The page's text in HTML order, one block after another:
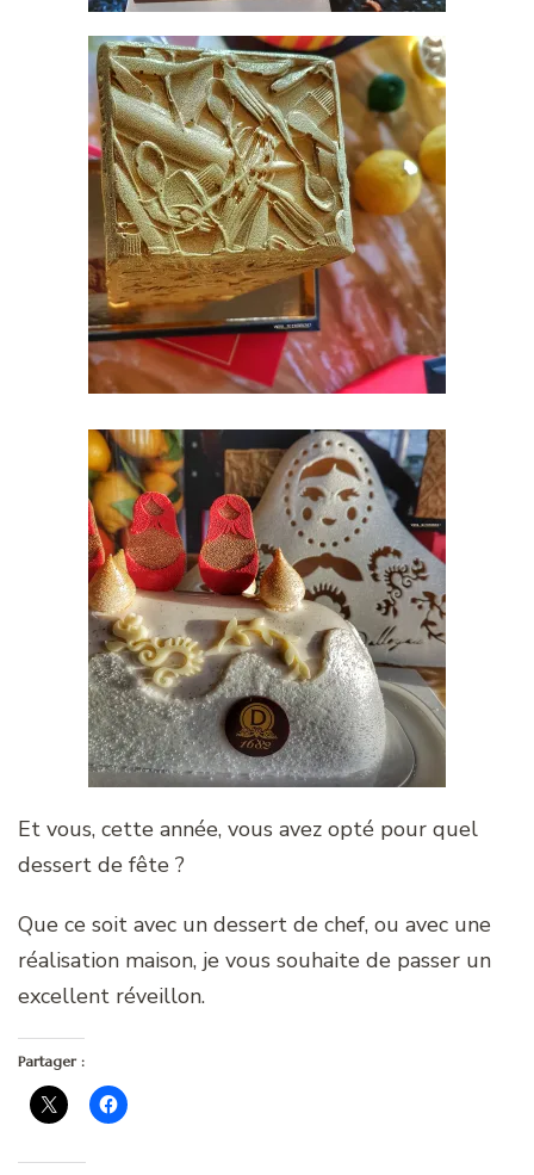
Et vous, cette année, vous avez opté pour quel
dessert de fête ?
Que ce soit avec un dessert de chef, ou avec une
réalisation maison, je vous souhaite de passer un
excellent réveillon.
Partager :